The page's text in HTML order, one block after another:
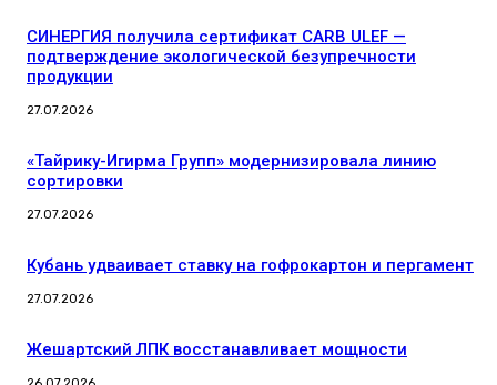
СИНЕРГИЯ получила сертификат CARB ULEF —
подтверждение экологической безупречности
продукции
27.07.2026
«Тайрику-Игирма Групп» модернизировала линию
сортировки
27.07.2026
Кубань удваивает ставку на гофрокартон и пергамент
27.07.2026
Жешартский ЛПК восстанавливает мощности